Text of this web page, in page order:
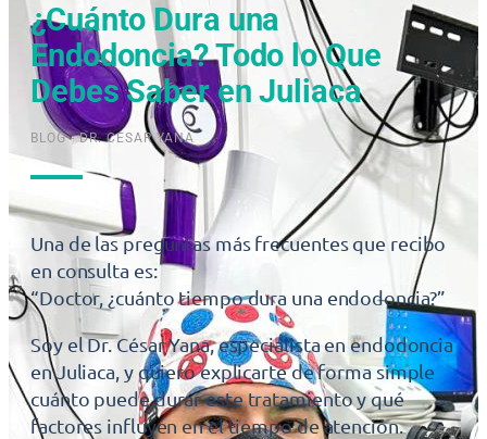
¿Cuánto Dura una
Endodoncia? Todo lo Que
Debes Saber en Juliaca
BLOG - DR. CESAR YANA
Una de las preguntas más frecuentes que recibo
en consulta es:
“Doctor, ¿cuánto tiempo dura una endodoncia?”
Soy el Dr. César Yana, especialista en endodoncia
en Juliaca, y quiero explicarte de forma simple
cuánto puede durar este tratamiento y qué
factores influyen en el tiempo de atención.